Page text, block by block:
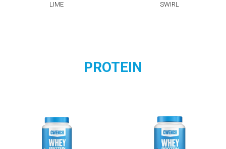
LIME
SWIRL
PROTEIN